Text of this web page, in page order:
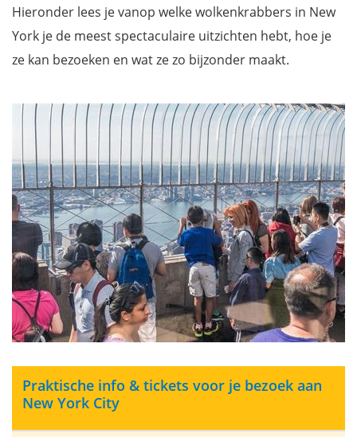
Hieronder lees je vanop welke wolkenkrabbers in New
York je de meest spectaculaire uitzichten hebt, hoe je
ze kan bezoeken en wat ze zo bijzonder maakt.
Praktische info & tickets voor je bezoek aan
New York City